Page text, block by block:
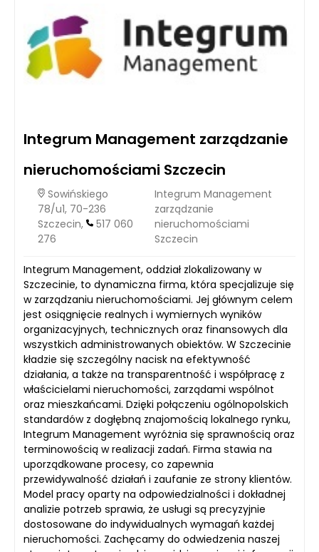
Integrum Management zarządzanie
nieruchomościami Szczecin
Sowińskiego
78/u1, 70-236
Szczecin,
517 060
276
Integrum Management
zarządzanie
nieruchomościami
Szczecin
Integrum Management, oddział zlokalizowany w
Szczecinie, to dynamiczna firma, która specjalizuje się
w zarządzaniu nieruchomościami. Jej głównym celem
jest osiągnięcie realnych i wymiernych wyników
organizacyjnych, technicznych oraz finansowych dla
wszystkich administrowanych obiektów. W Szczecinie
kładzie się szczególny nacisk na efektywność
działania, a także na transparentność i współpracę z
właścicielami nieruchomości, zarządami wspólnot
oraz mieszkańcami. Dzięki połączeniu ogólnopolskich
standardów z dogłębną znajomością lokalnego rynku,
Integrum Management wyróżnia się sprawnością oraz
terminowością w realizacji zadań. Firma stawia na
uporządkowane procesy, co zapewnia
przewidywalność działań i zaufanie ze strony klientów.
Model pracy oparty na odpowiedzialności i dokładnej
analizie potrzeb sprawia, że usługi są precyzyjnie
dostosowane do indywidualnych wymagań każdej
nieruchomości. Zachęcamy do odwiedzenia naszej